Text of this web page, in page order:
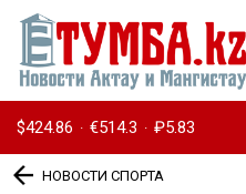
$424.86 · €514.3 · ₽5.83
НОВОСТИ СПОРТА